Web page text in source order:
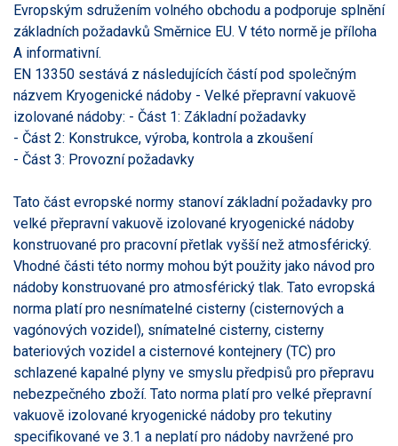
Evropským sdružením volného obchodu a podporuje splnění
základních požadavků Směrnice EU. V této normě je příloha
A informativní.
EN 13350 sestává z následujících částí pod společným
názvem Kryogenické nádoby - Velké přepravní vakuově
izolované nádoby: - Část 1: Základní požadavky
- Část 2: Konstrukce, výroba, kontrola a zkoušení
- Část 3: Provozní požadavky
Tato část evropské normy stanoví základní požadavky pro
velké přepravní vakuově izolované kryogenické nádoby
konstruované pro pracovní přetlak vyšší než atmosférický.
Vhodné části této normy mohou být použity jako návod pro
nádoby konstruované pro atmosférický tlak. Tato evropská
norma platí pro nesnímatelné cisterny (cisternových a
vagónových vozidel), snímatelné cisterny, cisterny
bateriových vozidel a cisternové kontejnery (TC) pro
schlazené kapalné plyny ve smyslu předpisů pro přepravu
nebezpečného zboží. Tato norma platí pro velké přepravní
vakuově izolované kryogenické nádoby pro tekutiny
specifikované ve 3.1 a neplatí pro nádoby navržené pro